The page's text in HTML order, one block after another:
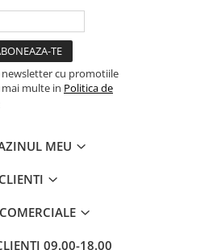
newsletter cu promotiile
multe in Politica de
MEU
CLIENTI
09.00-18.00